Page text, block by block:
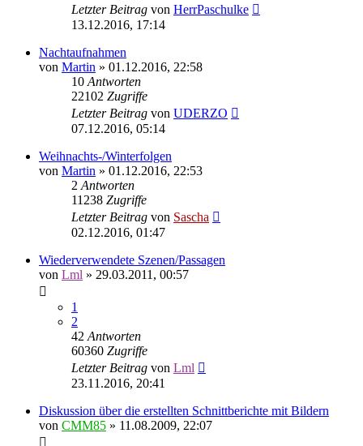
Letzter Beitrag von HerrPaschulke
13.12.2016, 17:14
Nachtaufnahmen
von Martin » 01.12.2016, 22:58
10 Antworten
22102 Zugriffe
Letzter Beitrag von UDERZO
07.12.2016, 05:14
Weihnachts-/Winterfolgen
von Martin » 01.12.2016, 22:53
2 Antworten
11238 Zugriffe
Letzter Beitrag von Sascha
02.12.2016, 01:47
Wiederverwendete Szenen/Passagen
von Lml » 29.03.2011, 00:57
1
2
42 Antworten
60360 Zugriffe
Letzter Beitrag von Lml
23.11.2016, 20:41
Diskussion über die erstellten Schnittberichte mit Bildern
von CMM85 » 11.08.2009, 22:07